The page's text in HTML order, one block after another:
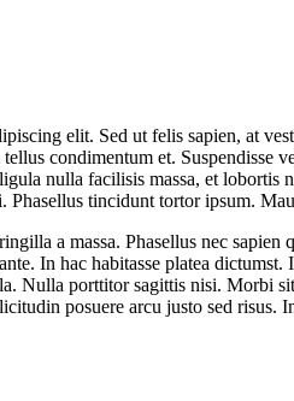
elit. Sed ut felis sapien, at
condimentum et. Suspendisse
nulla facilisis massa, et
Phasellus tincidunt tortor ipsum.
a massa. Phasellus nec
In hac habitasse platea
Nulla porttitor sagittis nisi. Morbi
posuere arcu justo sed risus.